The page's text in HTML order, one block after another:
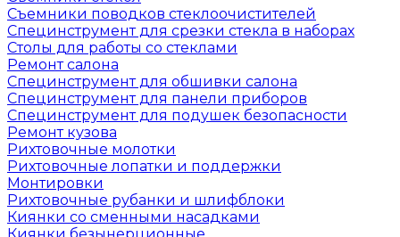
Съемники поводков стеклоочистителей
Специнструмент для срезки стекла в наборах
Столы для работы со стеклами
Ремонт салона
Специнструмент для обшивки салона
Специнструмент для панели приборов
Специнструмент для подушек безопасности
Ремонт кузова
Рихтовочные молотки
Рихтовочные лопатки и поддержки
Монтировки
Рихтовочные рубанки и шлифблоки
Киянки со сменными насадками